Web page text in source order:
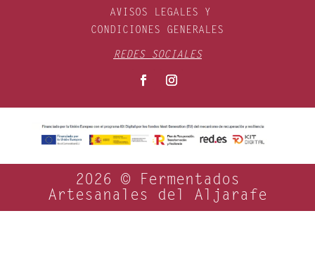
AVISOS LEGALES Y
CONDICIONES GENERALES
REDES SOCIALES
2026 © Fermentados
Artesanales del Aljarafe